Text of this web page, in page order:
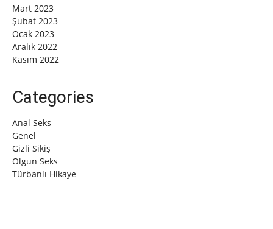
Mart 2023
Şubat 2023
Ocak 2023
Aralık 2022
Kasım 2022
Categories
Anal Seks
Genel
Gizli Sikiş
Olgun Seks
Türbanlı Hikaye